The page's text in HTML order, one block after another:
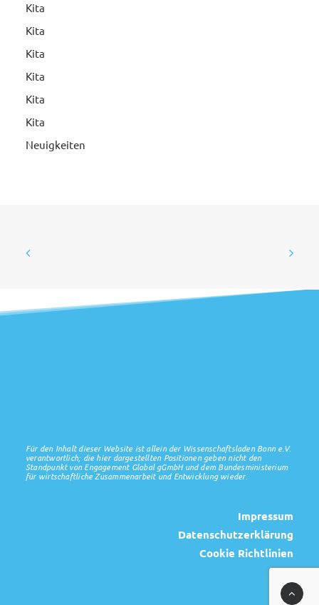
Kita
Kita
Kita
Kita
Kita
Kita
Neuigkeiten
Für den Inhalt dieser Website ist allein der Wissenschaftsladen Bonn e.V.
verantwortlich; die hier dargestellten Positionen geben nicht den
Standpunkt von Engagement Global gGmbH und dem Bundesministerium
für wirtschaftliche Zusammenarbeit und Entwicklung wieder.
Impressum
Datenschutzerklärung
Cookie Richtlinien